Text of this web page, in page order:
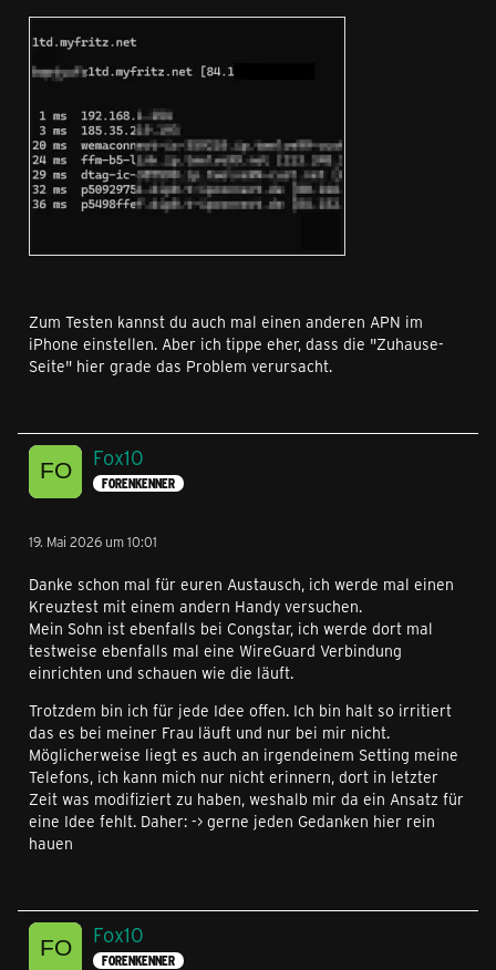
Zum Testen kannst du auch mal einen anderen APN im
iPhone einstellen. Aber ich tippe eher, dass die "Zuhause-
Seite" hier grade das Problem verursacht.
Fox10
FORENKENNER
19. Mai 2026 um 10:01
Danke schon mal für euren Austausch, ich werde mal einen
Kreuztest mit einem andern Handy versuchen.
Mein Sohn ist ebenfalls bei Congstar, ich werde dort mal
testweise ebenfalls mal eine WireGuard Verbindung
einrichten und schauen wie die läuft.
Trotzdem bin ich für jede Idee offen. Ich bin halt so irritiert
das es bei meiner Frau läuft und nur bei mir nicht.
Möglicherweise liegt es auch an irgendeinem Setting meine
Telefons, ich kann mich nur nicht erinnern, dort in letzter
Zeit was modifiziert zu haben, weshalb mir da ein Ansatz für
eine Idee fehlt. Daher: -> gerne jeden Gedanken hier rein
hauen
Fox10
FORENKENNER